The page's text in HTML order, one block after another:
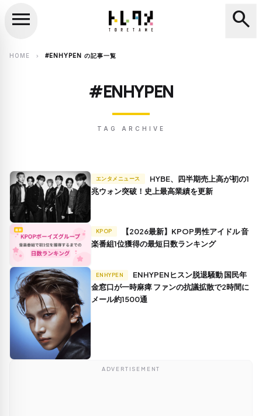
search
menu search
HOME chevron_right #ENHYPEN の記事一覧
#ENHYPEN
TAG ARCHIVE
エンタメニュース
兆ウォン突破！史上最高業績を更新
KPOP
楽番組1位獲得の最短日数ランキング
ENHYPEN
金窓口が一時麻痺 ファンの抗議拡散で2時間に
メール約1500通
ADVERTISEMENT